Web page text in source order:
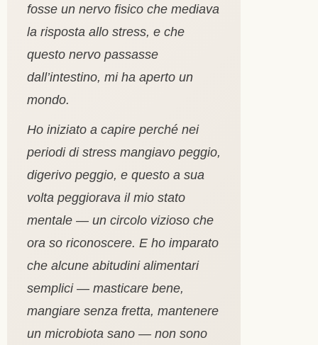
fosse un nervo fisico che mediava
la risposta allo stress, e che
questo nervo passasse
dall’intestino, mi ha aperto un
mondo.
Ho iniziato a capire perché nei
periodi di stress mangiavo peggio,
digerivo peggio, e questo a sua
volta peggiorava il mio stato
mentale — un circolo vizioso che
ora so riconoscere. E ho imparato
che alcune abitudini alimentari
semplici — masticare bene,
mangiare senza fretta, mantenere
un microbiota sano — non sono